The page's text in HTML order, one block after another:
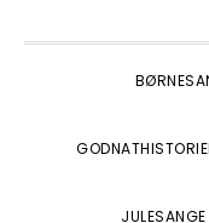
JULESANGE